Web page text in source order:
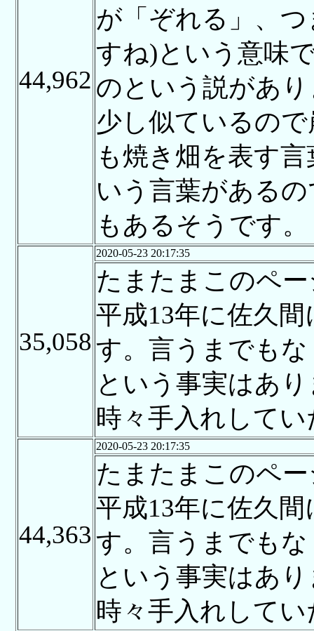
44,962
が「ぞれる」、
すね)という意味
のという説があ
少し似ているの
も焼き畑を表す
いう言葉がある
もあるそうです。
35,058
2020-05-23 20:17:35
たまたまこのペ
平成13年に佐久
す。言うまでも
という事実はあ
時々手入れして
44,363
2020-05-23 20:17:35
たまたまこのペ
平成13年に佐久
す。言うまでも
という事実はあ
時々手入れして